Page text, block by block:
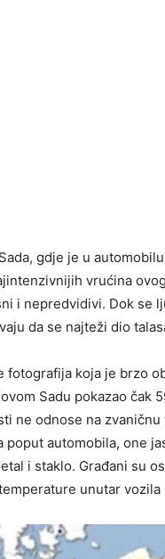
gdje je u
vrućina
i nepredvidivi. Dok se
da se najteži dio
fotografija koja je brzo
Sadu pokazao čak
ne odnose na
poput automobila, one
i staklo. Građani su
unutar